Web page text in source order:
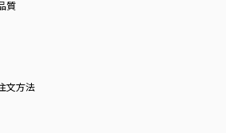
質
文方法